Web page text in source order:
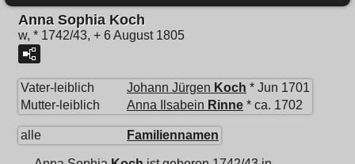
Anna Sophia Koch
w, * 1742/43, + 6 August 1805
Vater-leiblich Johann Jürgen Koch * Jun 1701
Mutter-leiblich
Anna Ilsabein Rinne * ca. 1702
alle Familiennamen